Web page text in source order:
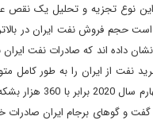
این نوع تجزیه و تحلیل یک
حجم فروش نفت ایران در
داده اند که صادرات نفت ایران
نفت از ایران را به طور کامل